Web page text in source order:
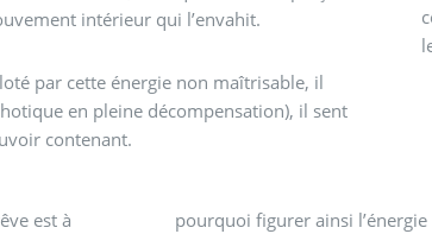
intérieur qui l’envahit.
par cette énergie non maîtrisable, il
en pleine décompensation), il sent
contenant.
est à
comme